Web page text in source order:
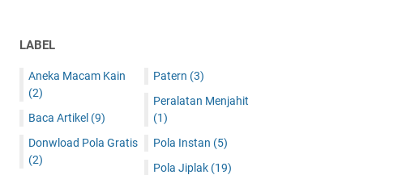
LABEL
Aneka Macam Kain
(2)
Baca Artikel (9)
Donwload Pola Gratis
(2)
Patern (3)
Peralatan Menjahit
(1)
Pola Instan (5)
Pola Jiplak (19)